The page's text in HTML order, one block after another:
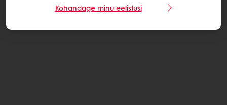
Kohandage minu eelistusi